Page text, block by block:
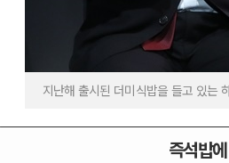
지난해 출시된 더미식밥을 들고 있는
즉석밥